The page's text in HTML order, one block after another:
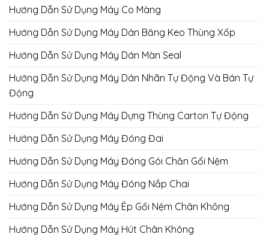
Hướng Dẫn Sử Dụng Máy Co Màng
Hướng Dẫn Sử Dụng Máy Dán Băng Keo Thùng Xốp
Hướng Dẫn Sử Dụng Máy Dán Màn Seal
Hướng Dẫn Sử Dụng Máy Dán Nhãn Tự Động Và Bán Tự
Động
Hướng Dẫn Sử Dụng Máy Dựng Thùng Carton Tự Động
Hướng Dẫn Sử Dụng Máy Đóng Đai
Hướng Dẫn Sử Dụng Máy Đóng Gói Chăn Gối Nệm
Hướng Dẫn Sử Dụng Máy Đóng Nắp Chai
Hướng Dẫn Sử Dụng Máy Ép Gối Nệm Chân Không
Hướng Dẫn Sử Dụng Máy Hút Chân Không